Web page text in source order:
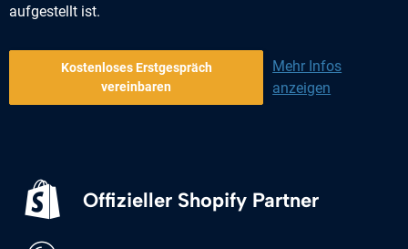
aufgestellt ist.
Kostenloses Erstgespräch
vereinbaren
Mehr Infos
anzeigen
Offizieller Shopify Partner